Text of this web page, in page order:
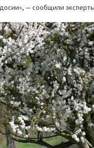
— сообщили